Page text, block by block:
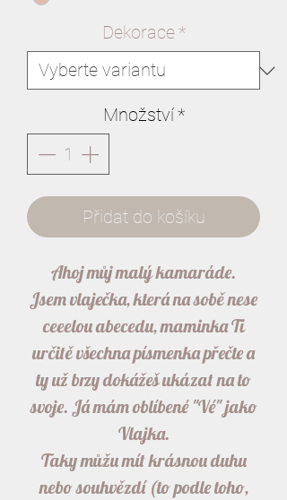
Dekorace*
Množství*
Přidat do košíku
Ahoj můj malý kamaráde.
Jsem vlaječka, která na sobě nese
ceeelou abecedu, maminka Ti
určitě všechna písmenka přečte a
ty už brzy dokážeš ukázat na to
svoje. Já mám oblíbené "Vé" jako
Vlajka.
Taky můžu mít krásnou duhu
nebo souhvězdí (to podle toho,